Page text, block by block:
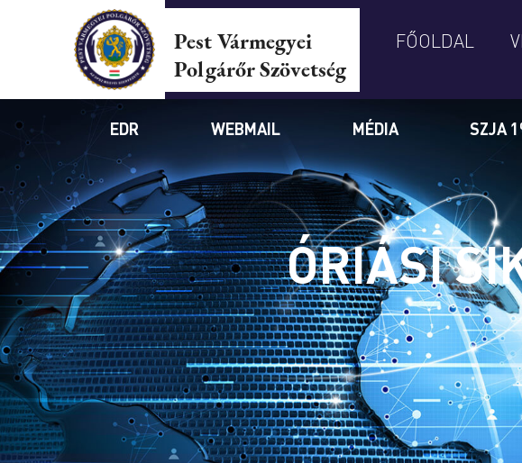
Pest Vármegyei
Polgárőr Szövetség
FŐOLDAL
EDR WEBMAIL MÉDIA SZJA
ÓRIÁSI